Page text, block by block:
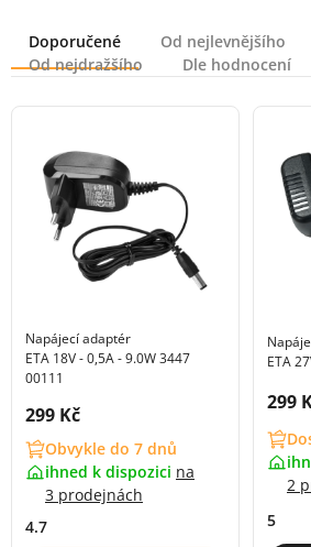
Řazení
Doporučené
Od nejlevnějšího
Od nejdražšího
Dle hodnocení
Napájecí adaptér
ETA 18V - 0,5A - 9.0W 3447
00111
Cena s DPH:
299 Kč
Obvykle do 7 dnů
ihned k dispozici na
3 prodejnách
4.7
ETA
Cena
299
2
5